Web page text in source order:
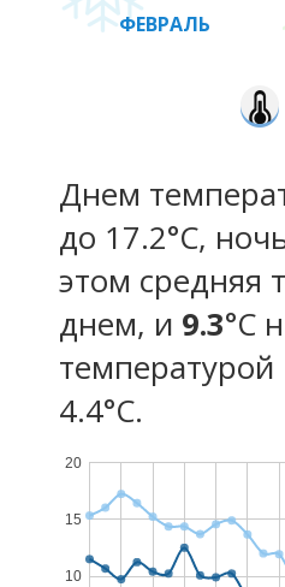
ФЕВРАЛЬ
Днем
до 17.2°C,
этом средняя
днем, и 9.3°C
температурой
4.4°С.
10
15
20